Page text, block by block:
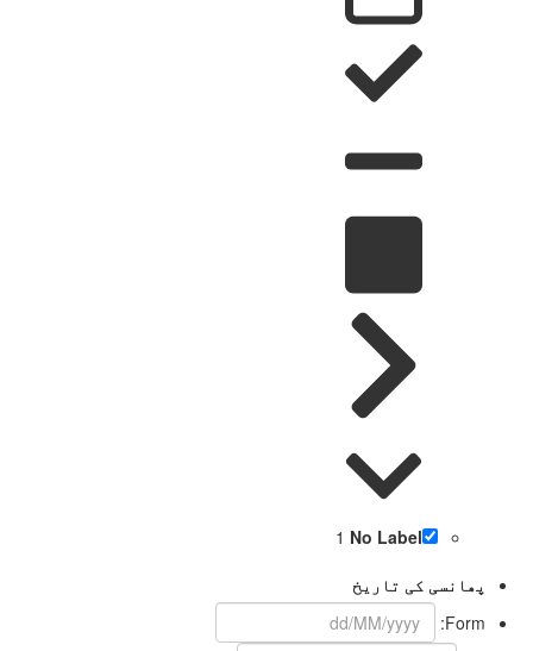
No Label
1
پھانسی کی تاریخ
Form: